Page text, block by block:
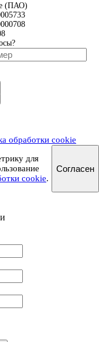
(ПАО)
обработки cookie
для
cookie.
Согласен